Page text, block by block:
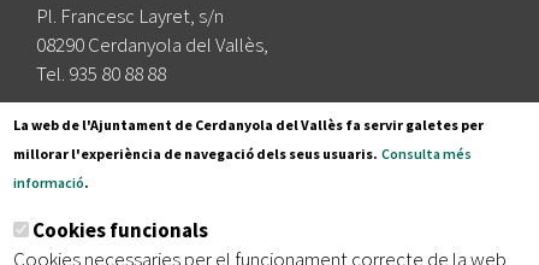
Pl. Francesc Layret, s/n
08290 Cerdanyola del Vallès,
Tel. 935 80 88 88
Segueix-nos a:
Subscriu-te al nostre butlletí
La web de l'Ajuntament de Cerdanyola del Vallès fa servir galetes per
millorar l'experiència de navegació dels seus usuaris. Consulta més
informació.
Cookies funcionals
Cookies necessaries per el funcionament correcte de la web